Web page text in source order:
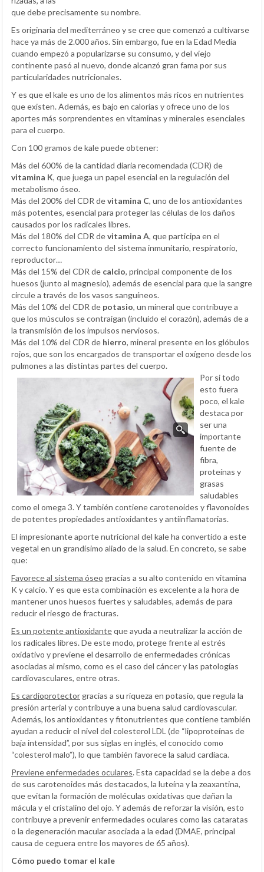
que debe precisamente su nombre.
Es originaria del mediterráneo y se cree que comenzó a cultivarse
hace ya más de 2.000 años. Sin embargo, fue en la Edad Media
cuando empezó a popularizarse su consumo, y del viejo
continente pasó al nuevo, donde alcanzó gran fama por sus
particularidades nutricionales.
Y es que el kale es uno de los alimentos más ricos en nutrientes
que existen. Además, es bajo en calorías y ofrece uno de los
aportes más sorprendentes en vitaminas y minerales esenciales
para el cuerpo.
Con 100 gramos de kale puede obtener:
Más del 600% de la cantidad diaria recomendada (CDR) de
vitamina K, que juega un papel esencial en la regulación del
metabolismo óseo.
Más del 200% del CDR devitamina C, uno de los antioxidantes
más potentes, esencial para proteger las células de los daños
causados por los radicales libres.
Más del 180% del CDR devitamina A, que participa en el
correcto funcionamiento del sistema inmunitario, respiratorio,
reproductor…
Más del 15% del CDR de calcio, principal componente de los
huesos (junto al magnesio), además de esencial para que la sangre
circule a través de los vasos sanguíneos.
Más del 10% del CDR de potasio, un mineral que contribuye a
que los músculos se contraigan (incluido el corazón), además de a
la transmisión de los impulsos nerviosos.
Más del 10% del CDR de hierro, mineral presente en los glóbulos
rojos, que son los encargados de transportar el oxígeno desde los
pulmones a las distintas partes del cuerpo.
Por si todo
esto fuera
poco, el kale
destaca por
ser una
importante
fuente de
fibra,
proteínas y
grasas
saludables
como el omega 3. Y también contiene carotenoides y flavonoides
de potentes propiedades antioxidantes y antiinflamatorias.
El impresionante aporte nutricional del kale ha convertido a este
vegetal en un grandísimo aliado de la salud. En concreto, se sabe
que:
Favorece al sistema óseo gracias a su alto contenido en vitamina
K y calcio. Y es que esta combinación es excelente a la hora de
mantener unos huesos fuertes y saludables, además de para
reducir el riesgo de fracturas.
Es un potente antioxidanteque ayuda a neutralizar la acción de
los radicales libres. De este modo, protege frente al estrés
oxidativo y previene el desarrollo de enfermedades crónicas
asociadas al mismo, como es el caso del cáncer y las patologías
cardiovasculares, entre otras.
Es cardioprotector gracias a su riqueza en potasio, que regula la
presión arterial y contribuye a una buena salud cardiovascular.
Además, los antioxidantes y fitonutrientes que contiene también
ayudan a reducir el nivel del colesterol LDL (de “lipoproteínas de
baja intensidad”, por sus siglas en inglés, el conocido como
“colesterol malo”), lo que también favorece la salud cardíaca.
Previene enfermedades oculares. Esta capacidad se la debe a dos
de sus carotenoides más destacados, la luteína y la zeaxantina,
que evitan la formación de moléculas oxidativas que dañan la
mácula y el cristalino del ojo. Y además de reforzar la visión, esto
contribuye a prevenir enfermedades oculares como las cataratas
o la degeneración macular asociada a la edad (DMAE, principal
causa de ceguera entre los mayores de 65 años).
Cómo puedo tomar el kale